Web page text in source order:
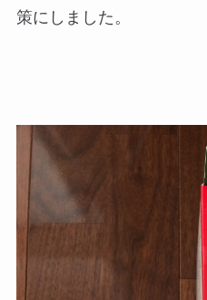
策にしました。